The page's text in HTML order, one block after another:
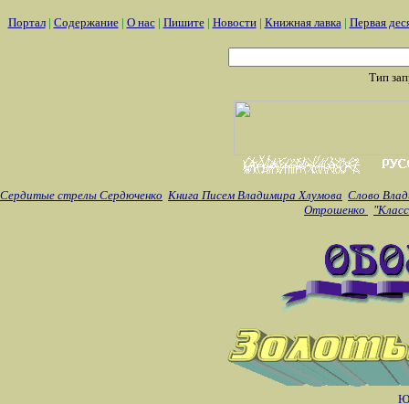
Портал| Содержание| О нас| Пишите| Новости| Книжная лавка| Первая
Тип
Сердитые стрелы Сердюченко Книга Писем Владимира Хлумова Слово
Отрошенко